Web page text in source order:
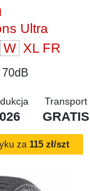
Ultra
W XL FR
70dB
Transport
GRATIS
za 115 zł/szt